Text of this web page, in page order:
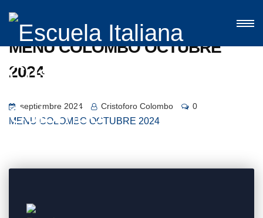
MENU COLOMBO OCTUBRE
2024
septiembre 2024 Cristoforo Colombo 0
MENU COLOMBO OCTUBRE 2024